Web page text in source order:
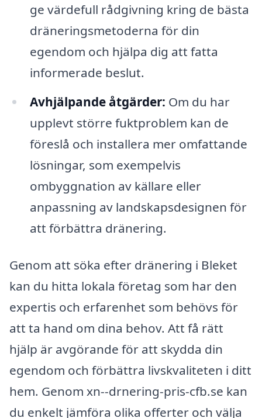
ge värdefull rådgivning kring de bästa
dräneringsmetoderna för din
egendom och hjälpa dig att fatta
informerade beslut.
Avhjälpande åtgärder: Om du har
upplevt större fuktproblem kan de
föreslå och installera mer omfattande
lösningar, som exempelvis
ombyggnation av källare eller
anpassning av landskapsdesignen för
att förbättra dränering.
Genom att söka efter dränering i Bleket
kan du hitta lokala företag som har den
expertis och erfarenhet som behövs för
att ta hand om dina behov. Att få rätt
hjälp är avgörande för att skydda din
egendom och förbättra livskvaliteten i ditt
hem. Genom xn--drnering-pris-cfb.se kan
du enkelt jämföra olika offerter och välja